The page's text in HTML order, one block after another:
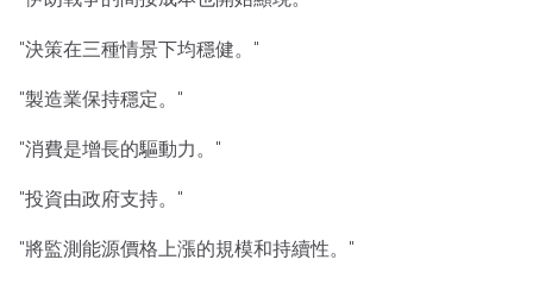
"決策在三種情景下均穩健。"
"製造業保持穩定。"
"消費是增長的驅動力。"
"投資由政府支持。"
"將監測能源價格上漲的規模和持續性。"